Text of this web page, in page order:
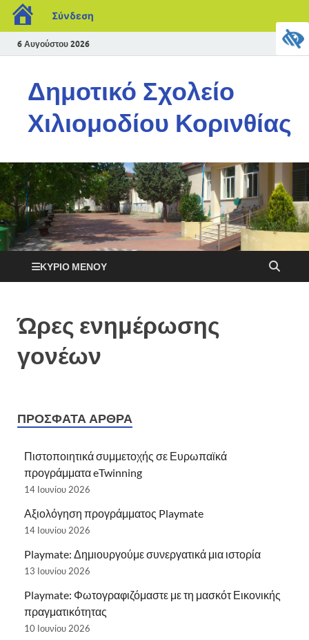
Σύνδεση
6 Αυγούστου 2026
Δημοτικό Σχολείο
Χιλιομοδίου Κορινθίας
ΚΎΡΙΟ ΜΕΝΟΎ
Ώρες ενημέρωσης
γονέων
ΠΡΌΣΦΑΤΑ ΆΡΘΡΑ
Πιστοποιητικά συμμετοχής σε Ευρωπαϊκά
προγράμματα eTwinning
14 Ιουνίου 2026
Αξιολόγηση προγράμματος Playmate
14 Ιουνίου 2026
Playmate: Δημιουργούμε συνεργατικά μια ιστορία
13 Ιουνίου 2026
Playmate: Φωτογραφιζόμαστε με τη μασκότ Εικονικής
πραγματικότητας
10 Ιουνίου 2026